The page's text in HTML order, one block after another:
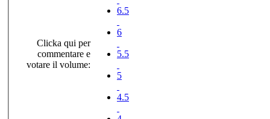
Clicka qui per
commentare e
votare il volume:
6.5
6
5.5
5
4.5